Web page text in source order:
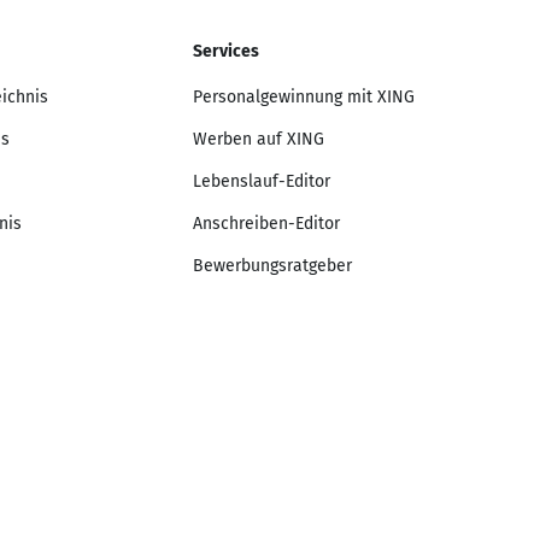
Services
Personalgewinnung mit XING
Werben auf XING
Lebenslauf-Editor
Anschreiben-Editor
Bewerbungsratgeber